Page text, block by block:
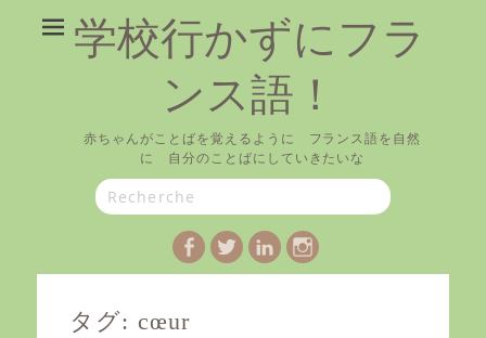
学校行かずにフラ
ンス語！
赤ちゃんがことばを覚えるように フランス語を自然
に 自分のことばにしていきたいな
Search
for:
Facebook
TwitterLinkedIn
Instagram
タグ: cœur